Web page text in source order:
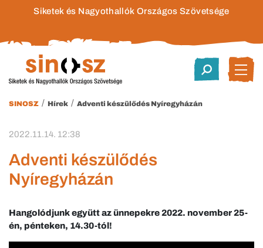
Siketek és Nagyothallók Országos Szövetsége
SINOSZ / Hírek / Adventi készülődés Nyíregyházán
2022.11.14. 12:38
Adventi készülődés
Nyíregyházán
Hangolódjunk együtt az ünnepekre 2022. november 25-
én, pénteken, 14.30-tól!